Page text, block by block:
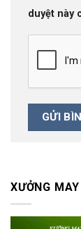
duyệt này
XƯỞNG